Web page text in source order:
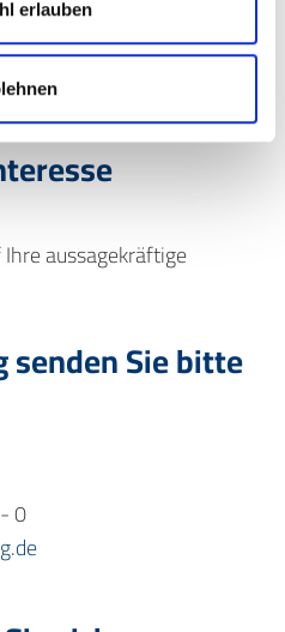
erlauben
im Überblick
aussagekräftige
senden Sie bitte
0